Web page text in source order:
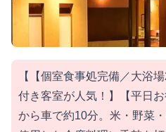
【【個室食事処完備／大浴
付き客室が人気！】【平日
から車で約10分。米・野菜